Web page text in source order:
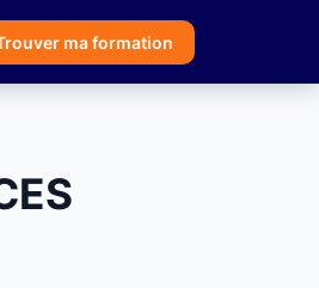
ma formation